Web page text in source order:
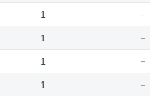
1
–
1
–
1
–
1
–